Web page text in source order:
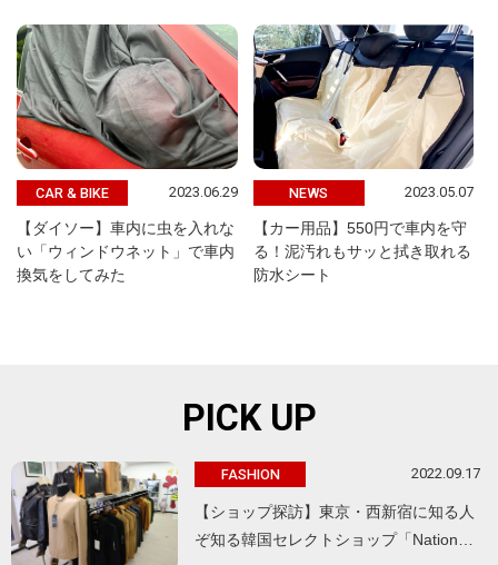
CAR & BIKE 2023.06.29
【ダイソー】車内に虫を入れな
い「ウィンドウネット」で車内
換気をしてみた
NEWS 2023.05.07
【カー用品】550円で車内を守
る！泥汚れもサッと拭き取れる
防水シート
PICK UP
FASHION 2022.09.17
【ショップ探訪】東京・西新宿に知る人
ぞ知る韓国セレクトショップ「Nation…